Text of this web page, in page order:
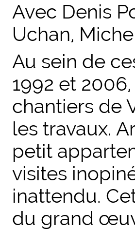
Avec Denis
Uchan,
Au sein de
1992 et
chantiers de
les travaux.
petit
visites
inattendu.
du grand